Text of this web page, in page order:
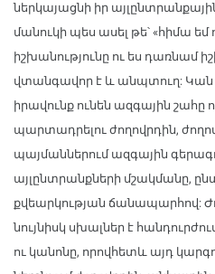
ներկայացնի իր
մանուկի պես ասել թե՝ «հիմա եմ
իշխանությունը ու ես դառնամ
վտանգավոր է և անպտուղ: Կան
իրավունք ունեն ազգային շահը
պարտադրելու ժողովրդին,
պայմաններում ազգային
այլընտրանքների մշակմանը,
քվեարկության ճանապարհով:
նույնիսկ սխալներ է
ու կանոնը, որովհետև այդ